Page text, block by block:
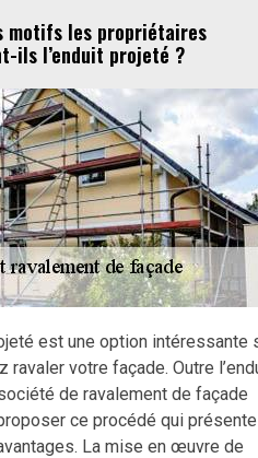
motifs les propriétaires
ils l’enduit projeté ?
est une option intéressante
ravaler votre façade. Outre
de ravalement de façade
ce procédé qui
La mise en œuvre de